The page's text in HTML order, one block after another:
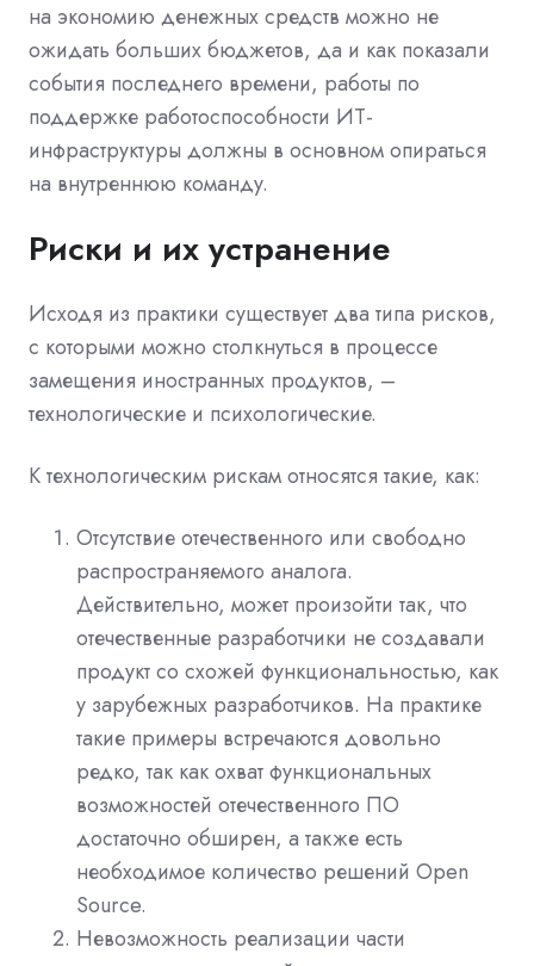
на экономию денежных средств можно не
ожидать больших бюджетов, да и как показали
события последнего времени, работы по
поддержке работоспособности ИТ-
инфраструктуры должны в основном опираться
на внутреннюю команду.
Риски и их устранение
Исходя из практики существует два типа рисков,
с которыми можно столкнуться в процессе
замещения иностранных продуктов, –
технологические и психологические.
К технологическим рискам относятся такие, как:
Отсутствие отечественного или свободно
распространяемого аналога.
Действительно, может произойти так, что
отечественные разработчики не создавали
продукт со схожей функциональностью, как
у зарубежных разработчиков. На практике
такие примеры встречаются довольно
редко, так как охват функциональных
возможностей отечественного ПО
достаточно обширен, а также есть
необходимое количество решений Open
Source.
Невозможность реализации части